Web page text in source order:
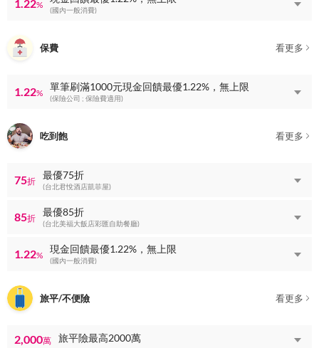
1.22% (國內一般消費)
保費 看更多
1.22%
單筆刷滿1000元現金回饋最優1.22%，無上限
(保險公司 ; 保險費適用)
吃到飽 看更多
75折
最優75折
(台北君悅酒店凱菲屋)
85折
最優85折
(台北美福大飯店彩匯自助餐廳)
1.22%
現金回饋最優1.22%，無上限
(國內一般消費)
旅平/不便險 看更多
2,000萬 旅平險最高2000萬